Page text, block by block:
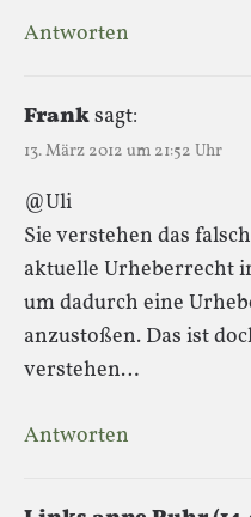
Antworten
Franksagt:
13. März 2012 um 21:52 Uhr
@Uli
Sie verstehen das
aktuelle Urheberrecht
um dadurch eine
anzustoßen. Das ist
verstehen…
Antworten